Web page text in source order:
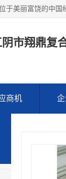
阴市翔鼎复
商机